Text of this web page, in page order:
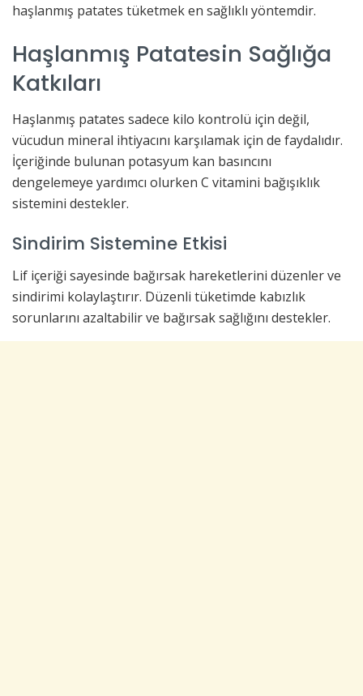
haşlanmış patates tüketmek en sağlıklı yöntemdir.
Haşlanmış Patatesin Sağlığa
Katkıları
Haşlanmış patates sadece kilo kontrolü için değil,
vücudun mineral ihtiyacını karşılamak için de faydalıdır.
İçeriğinde bulunan potasyum kan basıncını
dengelemeye yardımcı olurken C vitamini bağışıklık
sistemini destekler.
Sindirim Sistemine Etkisi
Lif içeriği sayesinde bağırsak hareketlerini düzenler ve
sindirimi kolaylaştırır. Düzenli tüketimde kabızlık
sorunlarını azaltabilir ve bağırsak sağlığını destekler.